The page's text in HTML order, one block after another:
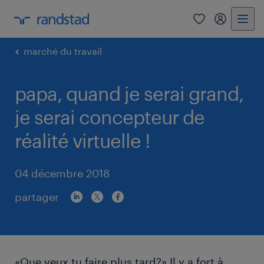
0 my
marché du travail
papa, quand je serai grand,
je serai concepteur de
réalité virtuelle !
04 décembre 2018
partager